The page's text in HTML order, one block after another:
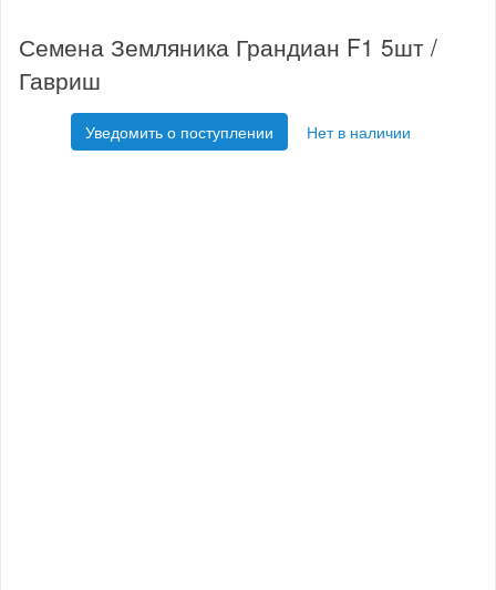
Семена Земляника Грандиан F1 5шт /
Гавриш
Уведомить о поступлении Нет в наличии